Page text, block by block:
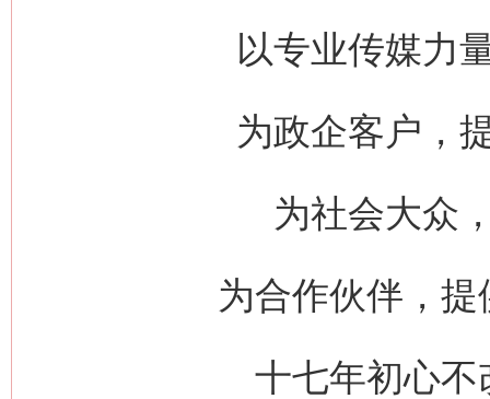
以专业传媒力
为政企客户，
为社会大众
为合作伙伴，
十七年初心